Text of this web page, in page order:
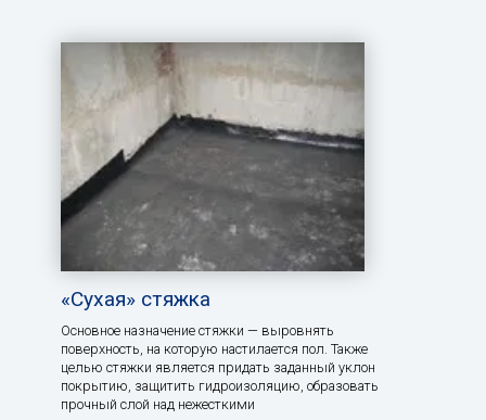
«Сухая» стяжка
Основное назначение стяжки — выровнять
поверхность, на которую настилается пол. Также
целью стяжки является придать заданный уклон
покрытию, защитить гидроизоляцию, образовать
прочный слой над нежесткими